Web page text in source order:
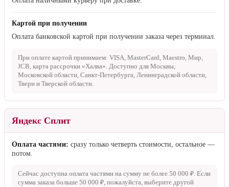
Картой при получении
Оплата банковской картой при получении заказа через терминал.
При оплате картой принимаем: VISA, MasterCard, Maestro, Мир,
JCB, карта рассрочки «Халва». Доступно для Москвы,
Московской области, Санкт-Петербурга, Ленинградской области,
Твери и Тверской области.
Яндекс Сплит
Оплата частями: сразу только четверть стоимости, остальное —
потом.
Сейчас доступна оплата частями на сумму не более 50 000 ₽. Если
сумма заказа больше 50 000 ₽, пожалуйста, выберите другой